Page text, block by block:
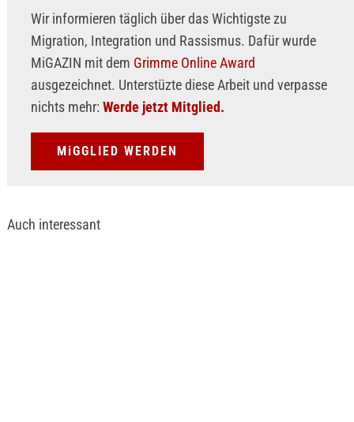
Wir informieren täglich über das Wichtigste zu
Migration, Integration und Rassismus. Dafür wurde
MiGAZIN mit dem Grimme Online Award
ausgezeichnet. Unterstüzte diese Arbeit und verpasse
nichts mehr: Werde jetzt Mitglied.
MiGGLIED WERDEN
Auch interessant